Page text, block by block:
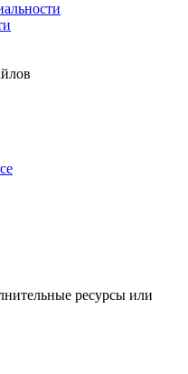
Очистить все Готово
ресурсы или